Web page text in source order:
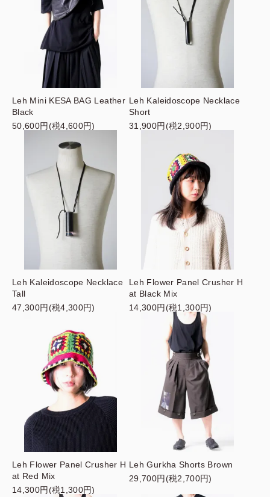
Leh Mini KESA BAG Leather
Black
50,600円(税4,600円)
Leh Kaleidoscope Necklace
Short
31,900円(税2,900円)
Leh Kaleidoscope Necklace
Tall
47,300円(税4,300円)
Leh Flower Panel Crusher H
at Black Mix
14,300円(税1,300円)
Leh Flower Panel Crusher H
at Red Mix
14,300円(税1,300円)
Leh Gurkha Shorts Brown
29,700円(税2,700円)